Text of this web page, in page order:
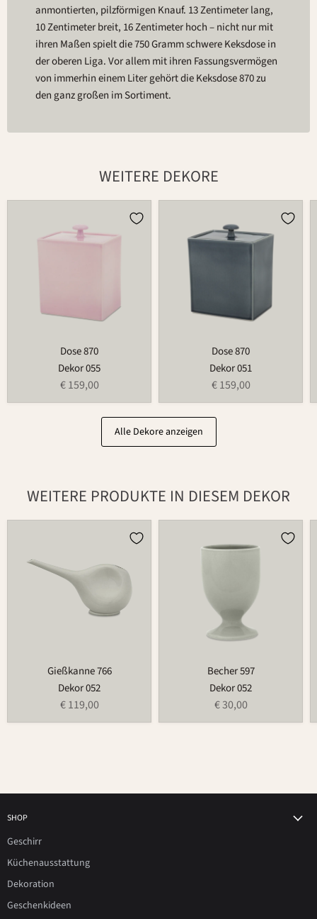
anmontierten, pilzförmigen Knauf. 13 Zentimeter lang,
10 Zentimeter breit, 16 Zentimeter hoch – nicht nur mit
ihren Maßen spielt die 750 Gramm schwere Keksdose in
der oberen Liga. Vor allem mit ihren Fassungsvermögen
von immerhin einem Liter gehört die Keksdose 870 zu
den ganz großen im Sortiment.
WEITERE DEKORE
Dose 870
Dekor 055
€ 159,00
Dose 870
Dekor 051
€ 159,00
Alle Dekore anzeigen
WEITERE PRODUKTE IN DIESEM DEKOR
Gießkanne 766
Dekor 052
€ 119,00
Becher 597
Dekor 052
€ 30,00
SHOP
Geschirr
Küchenausstattung
Dekoration
Geschenkideen